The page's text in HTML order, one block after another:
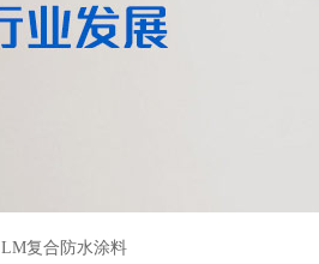
LM复合防水涂料